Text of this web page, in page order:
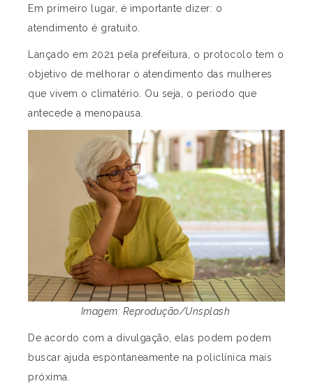
Em primeiro lugar, é importante dizer: o
atendimento é gratuito.
Lançado em 2021 pela prefeitura, o protocolo tem o
objetivo de melhorar o atendimento das mulheres
que vivem o climatério. Ou seja, o período que
antecede a menopausa.
Imagem: Reprodução/Unsplash
De acordo com a divulgação, elas podem podem
buscar ajuda espontaneamente na policlínica mais
próxima.